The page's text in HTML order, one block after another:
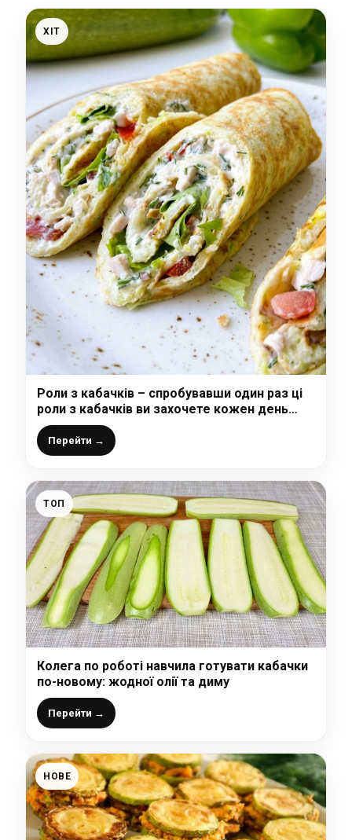
ХІТ
Роли з кабачків – спробувавши один раз ці
роли з кабачків ви захочете кожен день
їсти такий сніданок
Перейти →
ТОП
Колега по роботі навчила готувати кабачки
по-новому: жодної олії та диму
Перейти →
НОВЕ